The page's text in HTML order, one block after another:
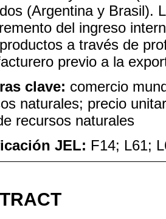
(Argentina y Brasil).
del ingreso
a través de
previo a la
clave: comercio
naturales; precio
recursos naturales
JEL: F14; L61;